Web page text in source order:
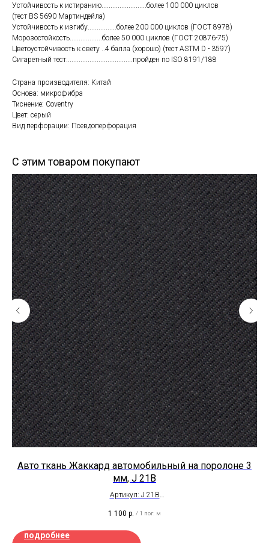
Устойчивость к истиранию.........................более 100 000 циклов
(тест BS 5690 Мартиндейла)
Устойчивость к изгибу................более 200 000 циклов (ГОСТ 8978)
Морозостойкость..................более 50 000 циклов (ГОСТ 20876-75)
Цветоустойчивость к свету ..4 балла (хорошо) (тест ASTM D - 3597)
Сигаретный тест.....................................пройден по ISO 8191/188
Страна производителя: Китай
Основа: микрофибра
Тиснение: Coventry
Цвет: серый
Вид перфорации: Псевдоперфорация
С этим товаром покупают
Авто ткань Жаккард автомобильный на поролоне 3
мм, J 21B
Артикул: J 21B
Толщина - 4мм
1 100 р. / 1 пог. м
подробнее